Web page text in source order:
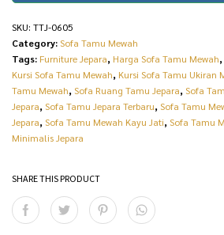
w
a
s
:
1
1
:
R
p
SKU: TTJ-0605
Category: Sofa Tamu Mewah
Tags: Furniture Jepara, Harga Sofa Tamu Mewah,
Kursi Sofa Tamu Mewah, Kursi Sofa Tamu Ukiran
Tamu Mewah, Sofa Ruang Tamu Jepara, Sofa
Jepara, Sofa Tamu Jepara Terbaru, Sofa Tamu
Jepara, Sofa Tamu Mewah Kayu Jati, Sofa Tamu
Minimalis Jepara
SHARE THIS PRODUCT